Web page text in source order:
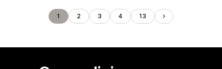
1 2 3 4 13